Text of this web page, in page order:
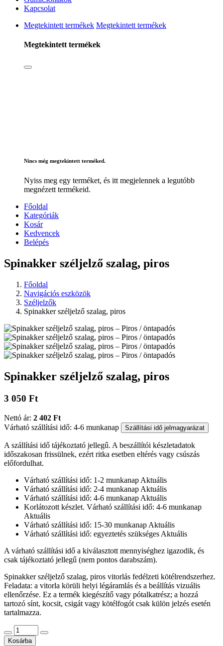
Kapcsolat
Megtekintett termékek Megtekintett termékek
Megtekintett termékek
Nincs még megtekintett terméked.
Nyiss meg egy terméket, és itt megjelennek a legutóbb
megnézett termékeid.
Főoldal
Kategóriák
Kosár
Kedvencek
Belépés
Spinakker széljelző szalag, piros
Főoldal
Navigációs eszközök
Széljelzők
Spinakker széljelző szalag, piros
Spinakker széljelző szalag, piros
3 050 Ft
Nettó ár: 2 402 Ft
Várható szállítási idő: 4-6 munkanap
Szállítási idő jelmagyarázat
A szállítási idő tájékoztató jellegű. A beszállítói készletadatok
időszakosan frissülnek, ezért ritka esetben eltérés vagy csúszás
előfordulhat.
Várható szállítási idő: 1-2 munkanap Aktuális
Várható szállítási idő: 2-4 munkanap Aktuális
Várható szállítási idő: 4-6 munkanap Aktuális
Korlátozott készlet. Várható szállítási idő: 4-6 munkanap
Aktuális
Várható szállítási idő: 15-30 munkanap Aktuális
Várható szállítási idő: egyeztetés szükséges Aktuális
A várható szállítási idő a kiválasztott mennyiséghez igazodik, és
csak tájékoztató jellegű (nem pontos darabszám).
Spinakker széljelző szalag, piros vitorlás fedélzeti kötélrendszerhez.
Feladata: a vitorla körüli helyi légáramlás és a beállítás vizuális
ellenőrzése. Ez a termék kiegészítő vagy pótalkatrész; a hozzá
tartozó sínt, kocsit, csigát vagy kötélfogót csak külön jelzés esetén
tartalmazza.
Kosárba